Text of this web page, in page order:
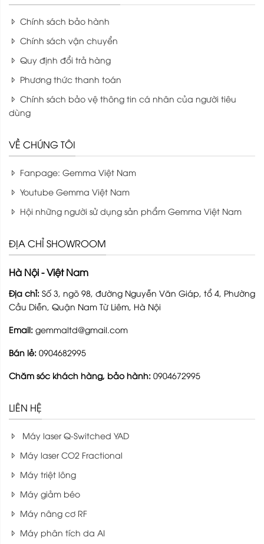
Chính sách bảo hành
Chính sách vận chuyển
Quy định đổi trả hàng
Phương thức thanh toán
Chính sách bảo vệ thông tin cá nhân của người tiêu
dùng
VỀ CHÚNG TÔI
Fanpage: Gemma Việt Nam
Youtube Gemma Việt Nam
Hội những người sử dụng sản phẩm Gemma Việt Nam
ĐỊA CHỈ SHOWROOM
Hà Nội - Việt Nam
Địa chỉ: Số 3, ngõ 98, đường Nguyễn Văn Giáp, tổ 4, Phường
Cầu Diễn, Quận Nam Từ Liêm, Hà Nội
Email: gemmaltd@gmail.com
Bán lẻ: 0904682995
Chăm sóc khách hàng, bảo hành: 0904672995
LIÊN HỆ
Máy laser Q-Switched YAD
Máy laser CO2 Fractional
Máy triệt lông
Máy giảm béo
Máy nâng cơ RF
Máy phân tích da AI